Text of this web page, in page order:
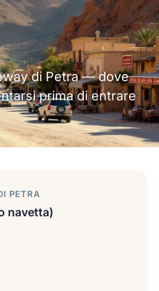
di Petra — dove
prima di entrare
PETRA
navetta)